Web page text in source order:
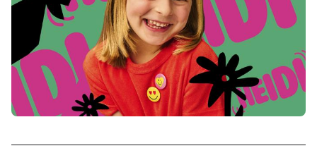
Heidi-
Fr.
14.05.2027
Fr. 14.05.2027
Tickets